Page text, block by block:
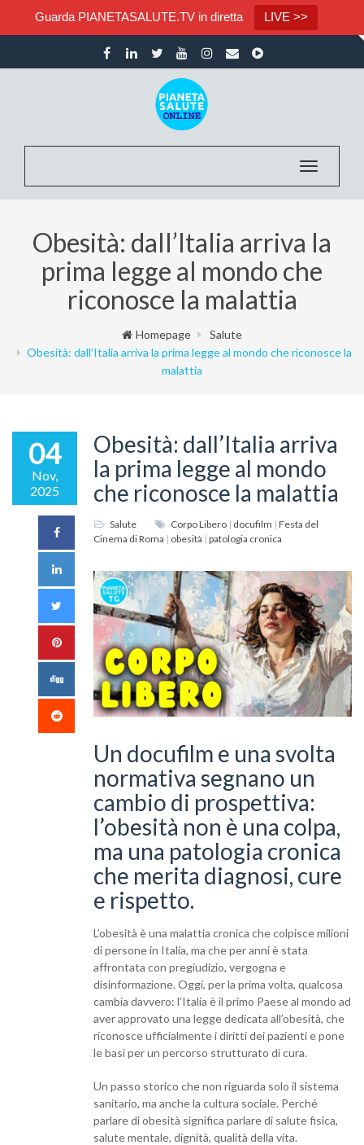
Guarda PIANETASALUTE.TV in diretta LIVE >>
Toggle
Obesità: dall’Italia arriva la
prima legge al mondo che
riconosce la malattia
Homepage
Salute
Obesità: dall’Italia arriva la prima legge al mondo che riconosce la
malattia
04
Nov,
2025
Obesità: dall’Italia arriva
la prima legge al mondo
che riconosce la malattia
Salute Corpo Libero | docufilm | Festa del
Cinema di Roma | obesità | patologia cronica
Un docufilm e una svolta
normativa segnano un
cambio di prospettiva:
l’obesità non è una colpa,
ma una patologia cronica
che merita diagnosi, cure
e rispetto.
L’obesità è una malattia cronica che colpisce milioni
di persone in Italia, ma che per anni è stata
affrontata con pregiudizio, vergogna e
disinformazione. Oggi, per la prima volta, qualcosa
cambia davvero: l’Italia è il primo Paese al mondo ad
aver approvato una legge dedicata all’obesità, che
riconosce ufficialmente i diritti dei pazienti e pone
le basi per un percorso strutturato di cura.
Un passo storico che non riguarda solo il sistema
sanitario, ma anche la cultura sociale. Perché
parlare di obesità significa parlare di salute fisica,
salute mentale, dignità, qualità della vita.